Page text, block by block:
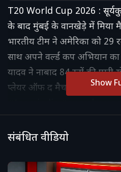
T20 World Cup 2026 :
के बाद मुंबई के वानखेड़े में मिया
भारतीय टीम ने अमेरिका को 29
साथ अपने वर्ल्ड कप अभियान
यादव ने नाबाद 84 रनों की
प्लेयर ऑफ द मैच दिया गया.
#cricketworldcup
#indiancricketteam
#captaincyinnings
Show
संबंधित वीडियो